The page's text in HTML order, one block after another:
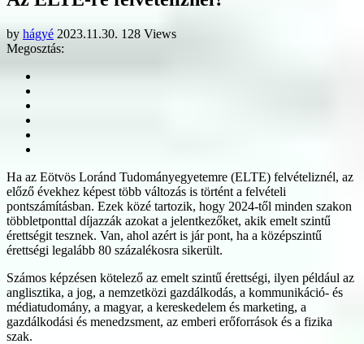
by hágyé 2023.11.30. 128 Views
Megosztás:
Ha az Eötvös Loránd Tudományegyetemre (ELTE) felvételiznél, az
előző évekhez képest több változás is történt a felvételi
pontszámításban. Ezek közé tartozik, hogy 2024-től minden szakon
többletponttal díjazzák azokat a jelentkezőket, akik emelt szintű
érettségit tesznek. Van, ahol azért is jár pont, ha a középszintű
érettségi legalább 80 százalékosra sikerült.
Számos képzésen kötelező az emelt szintű érettségi, ilyen például az
anglisztika, a jog, a nemzetközi gazdálkodás, a kommunikáció- és
médiatudomány, a magyar, a kereskedelem és marketing, a
gazdálkodási és menedzsment, az emberi erőforrások és a fizika
szak.